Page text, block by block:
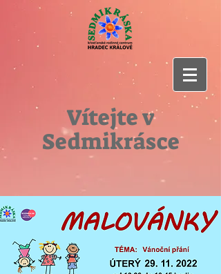
Vítejte v
Sedmikrásce